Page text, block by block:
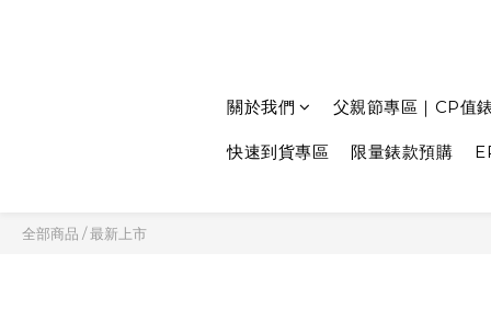
關於我們 父親節專區｜CP值
快速到貨專區 限量錶款預購
全部商品 /最新上市